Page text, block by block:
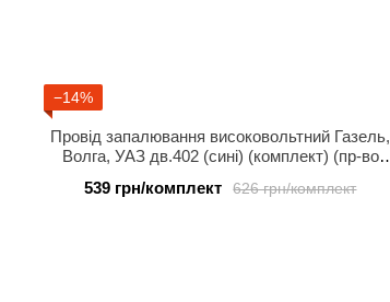
−14%
Провід запалювання високовольтний Газель,
Волга, УАЗ дв.402 (сині) (комплект) (пр-во
626 грн/комплект
539 грн/комплект